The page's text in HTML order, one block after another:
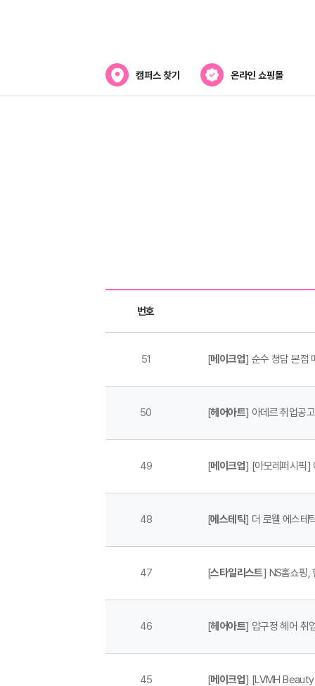
캠퍼스 찾기 온라인 쇼핑몰
번호
51 [메이크업] 순수 청담 본점
50 [헤어아트] 아데르 취업공고
49 [메이크업] [아모레퍼시픽]
48 [에스테틱] 더 로웰 에스테
47 [스타일리스트] NS홈쇼핑,
46 [헤어아트] 압구정 헤어 취
45 [메이크업] [LVMH Beauty